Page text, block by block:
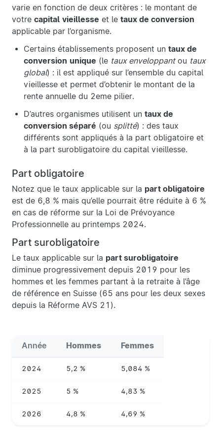
varie en fonction de deux critères : le montant de
votre capital vieillesse et le taux de conversion
applicable par l’organisme.
Certains établissements proposent un taux de
conversion unique (le taux enveloppantou taux
global) : il est appliqué sur l’ensemble du capital
vieillesse et permet d’obtenir le montant de la
rente annuelle du 2eme pilier.
D’autres organismes utilisent un taux de
conversion séparé (ou splitté) : des taux
différents sont appliqués à la part obligatoire et
à la part surobligatoire du capital vieillesse.
Part obligatoire
Notez que le taux applicable sur la part obligatoire
est de 6,8 % mais qu’elle pourrait être réduite à 6 %
en cas de réforme sur la Loi de Prévoyance
Professionnelle au printemps 2024.
Part surobligatoire
Le taux applicable sur la part surobligatoire
diminue progressivement depuis 2019 pour les
hommes et les femmes partant à la retraite à l’âge
de référence en Suisse (65 ans pour les deux sexes
depuis la Réforme AVS 21).
Année Hommes Femmes
2024 5,2 % 5,084 %
2025 5 % 4,83 %
2026 4,8 % 4,69 %